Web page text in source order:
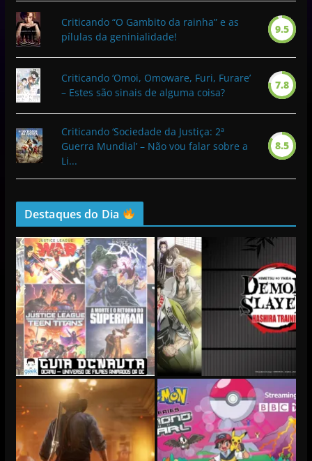
Criticando “O Gambito da rainha” e as
pílulas da geninialidade!
9.5
Criticando ‘Omoi, Omoware, Furi, Furare’
– Estes são sinais de alguma coisa?
7.8
Criticando ‘Sociedade da Justiça: 2ª
Guerra Mundial’ – Não vou falar sobre a
Li...
8.5
Destaques do Dia